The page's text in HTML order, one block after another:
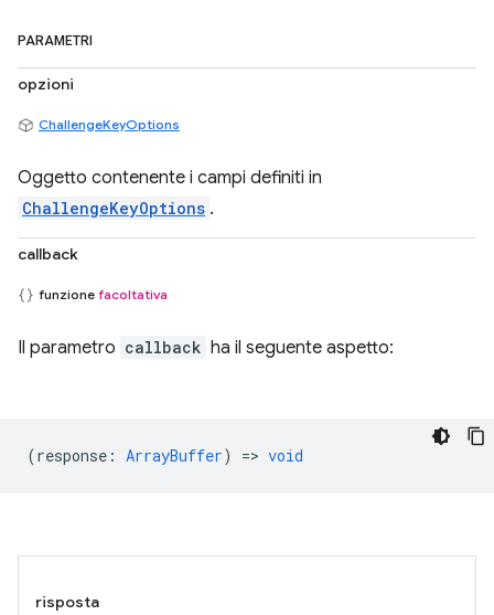
PARAMETRI
opzioni
ChallengeKeyOptions
Oggetto contenente i campi definiti in
ChallengeKeyOptions .
callback
funzione facoltativa
Il parametro callback ha il seguente aspetto:
(response : ArrayBuffer) => void
risposta